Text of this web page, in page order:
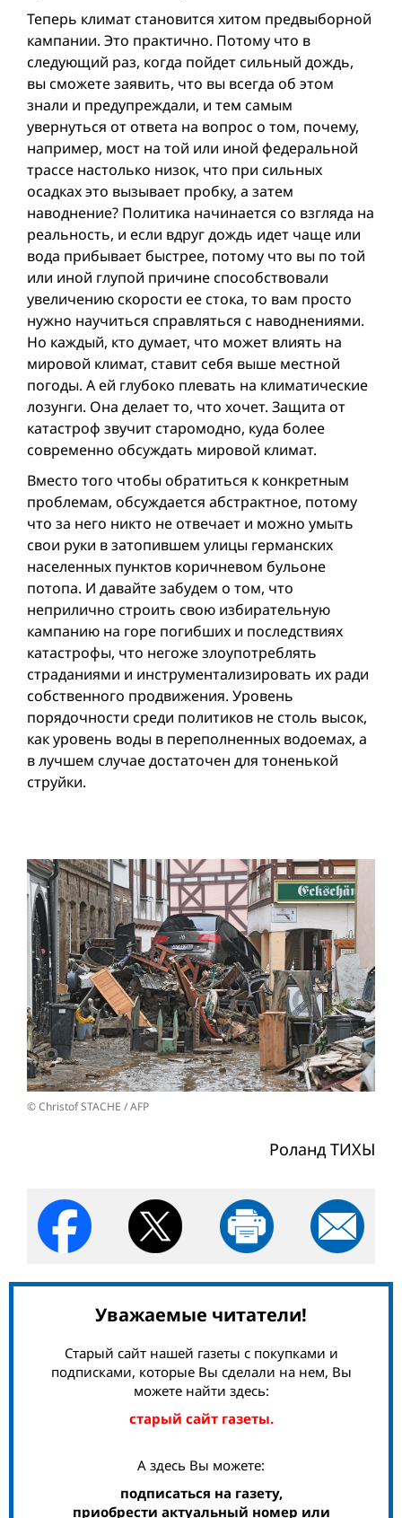
Теперь климат становится хитом предвыборной
кампании. Это практично. Потому что в
следующий раз, когда пойдет сильный дождь,
вы сможете заявить, что вы всегда об этом
знали и предупреждали, и тем самым
увернуться от ответа на вопрос о том, почему,
например, мост на той или иной федеральной
трассе настолько низок, что при сильных
осадках это вызывает пробку, а затем
наводнение? Политика начинается со взгляда на
реальность, и если вдруг дождь идет чаще или
вода прибывает быстрее, потому что вы по той
или иной глупой причине способствовали
увеличению скорости ее стока, то вам просто
нужно научиться справляться с наводнениями.
Но каждый, кто думает, что может влиять на
мировой климат, ставит себя выше местной
погоды. А ей глубоко плевать на климатические
лозунги. Она делает то, что хочет. Защита от
катастроф звучит старомодно, куда более
современно обсуждать мировой климат.
Вместо того чтобы обратиться к конкретным
проблемам, обсуждается абстрактное, потому
что за него никто не отвечает и можно умыть
свои руки в затопившем улицы германских
населенных пунктов коричневом бульоне
потопа. И давайте забудем о том, что
неприлично строить свою избирательную
кампанию на горе погибших и последствиях
катастрофы, что негоже злоупотреблять
страданиями и инструментализировать их ради
собственного продвижения. Уровень
порядочности среди политиков не столь высок,
как уровень воды в переполненных водоемах, а
в лучшем случае достаточен для тоненькой
струйки.
© Christof STACHE / AFP
Роланд ТИХЫ
Уважаемые читатели!
Старый сайт нашей газеты с покупками и
подписками, которые Вы сделали на нем, Вы
можете найти здесь:
старый сайт газеты.
А здесь Вы можете:
подписаться на газету,
приобрести актуальный номер или